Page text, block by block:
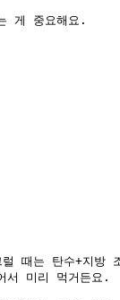
게 중요해요.
때는 탄수+지방
서 미리 먹거든요.